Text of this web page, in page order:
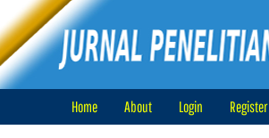
Home About Login Register